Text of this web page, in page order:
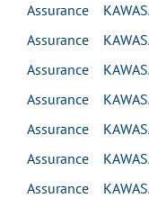
Assurance
Assurance
Assurance
Assurance
Assurance
Assurance
Assurance